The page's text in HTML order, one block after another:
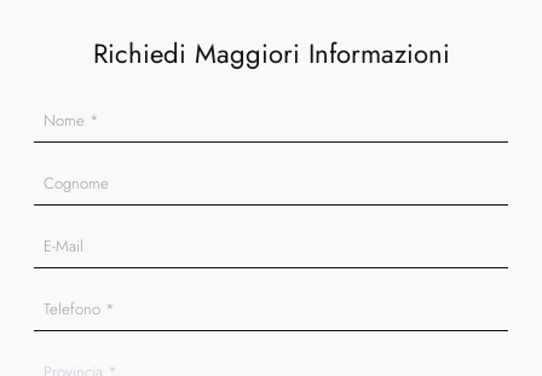
Richiedi Maggiori Informazioni